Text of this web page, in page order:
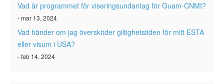
Vad är programmet för viseringsundantag för Guam-CNMI?
- mar 13, 2024
Vad händer om jag överskrider giltighetstiden för mitt ESTA
eller visum i USA?
- feb 14, 2024